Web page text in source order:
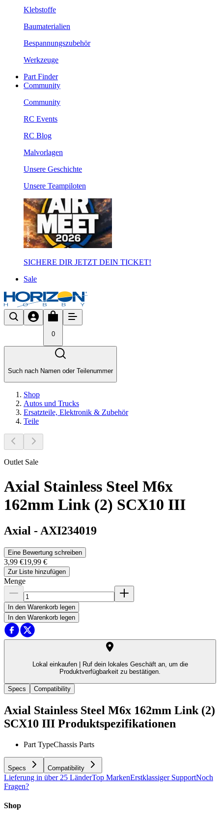
Klebstoffe
Baumaterialien
Bespannungszubehör
Werkzeuge
Part Finder
Community
Community
RC Events
RC Blog
Malvorlagen
Unsere Geschichte
Unsere Teampiloten
SICHERE DIR JETZT DEIN TICKET!
Sale
0
Such nach Namen oder Teilenummer
Shop
Autos und Trucks
Ersatzteile, Elektronik & Zubehör
Teile
Outlet Sale
Axial Stainless Steel M6x
162mm Link (2) SCX10 III
Axial - AXI234019
Eine Bewertung schreiben
3,99 €19,99 €
Zur Liste hinzufügen
Menge
In den Warenkorb legen
In den Warenkorb legen
Lokal einkaufen |
Ruf dein lokales Geschäft an, um die
Produktverfügbarkeit zu bestätigen.
Specs Compatibility
Axial Stainless Steel M6x 162mm Link (2)
SCX10 III Produktspezifikationen
Part TypeChassis Parts
Specs Compatibility
Lieferung in über 25 LänderTop MarkenErstklassiger SupportNoch
Fragen?
Shop